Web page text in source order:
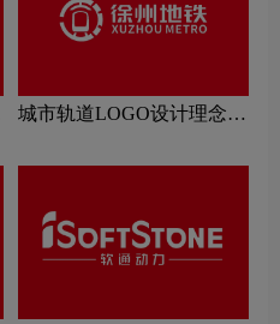
城市轨道LOGO设计理念解